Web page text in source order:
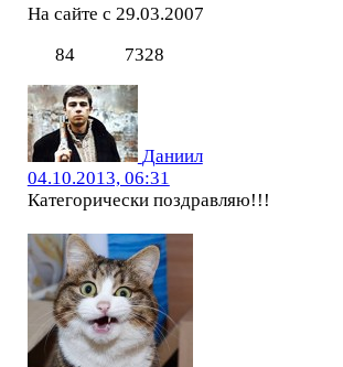
На сайте с 29.03.2007
84
7328
Даниил
04.10.2013, 06:31
Категорически поздравляю!!!